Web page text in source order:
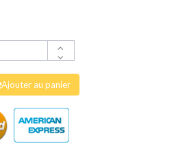
Ajouter au panier